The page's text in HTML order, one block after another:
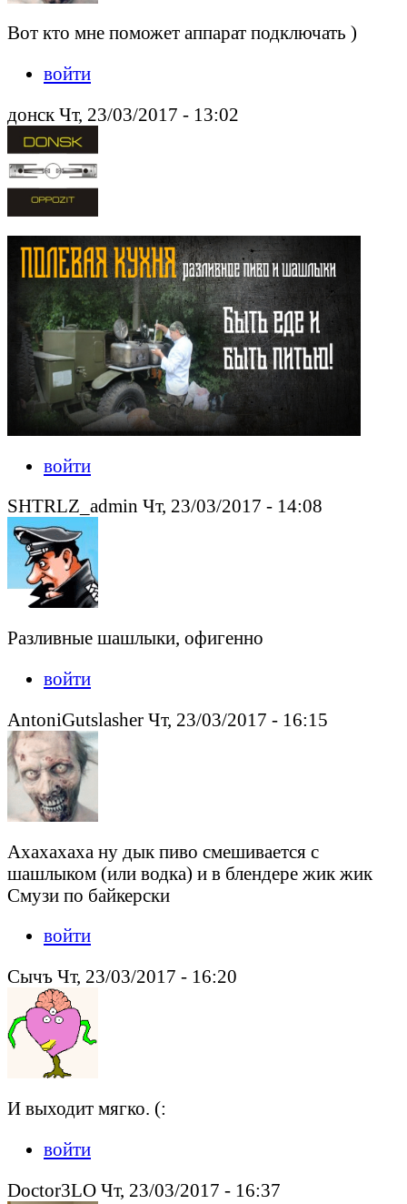
Вот кто мне поможет аппарат подключать )
войти
донск Чт, 23/03/2017 - 13:02
войти
SHTRLZ_admin Чт, 23/03/2017 - 14:08
Разливные шашлыки, офигенно
войти
AntoniGutslasher Чт, 23/03/2017 - 16:15
Ахахахаха ну дык пиво смешивается с
шашлыком (или водка) и в блендере жик жик
Смузи по байкерски
войти
Сычъ Чт, 23/03/2017 - 16:20
И выходит мягко. (:
войти
Doctor3LO Чт, 23/03/2017 - 16:37